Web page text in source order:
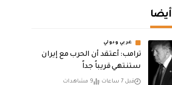
عربي ودولي
‏ترامب: أعتقد أن الحرب مع إيران
ستنتهي قريباً جداً
قبل 7 ساعات 9 مشاهدات